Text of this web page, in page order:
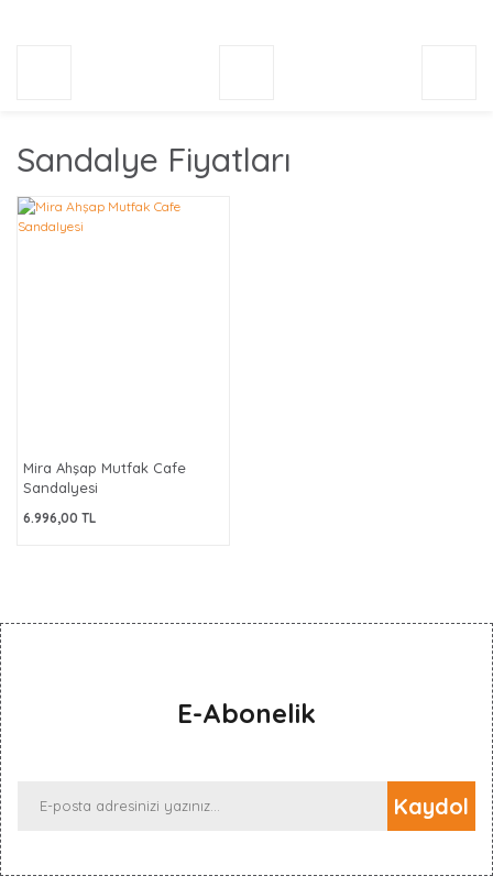
Sandalye Fiyatları
Mira Ahşap Mutfak Cafe
Sandalyesi
6.996,00 TL
E-Abonelik
Kaydol